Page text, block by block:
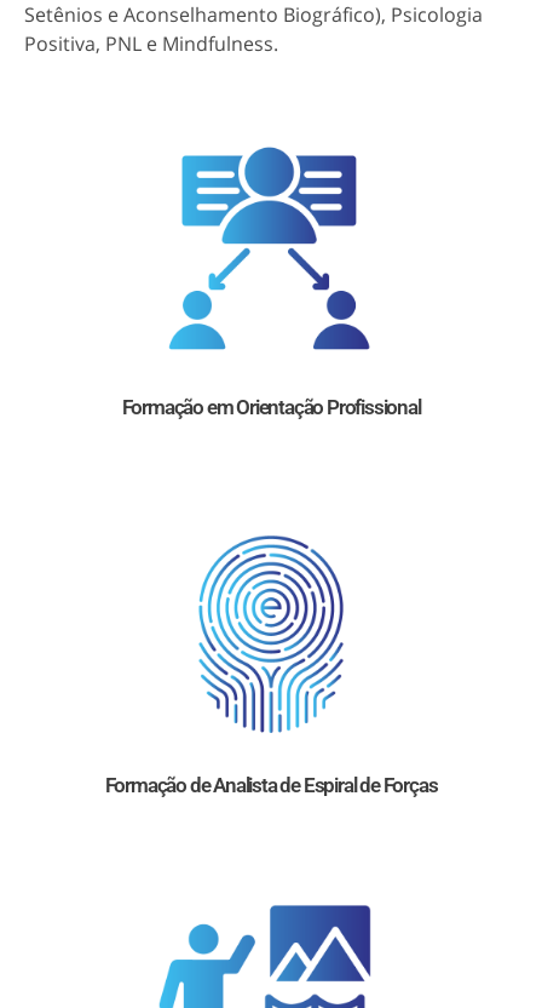
Setênios e Aconselhamento Biográfico), Psicologia
Positiva, PNL e Mindfulness.
Formação em Orientação Profissional
Formação de Analista de Espiral de Forças